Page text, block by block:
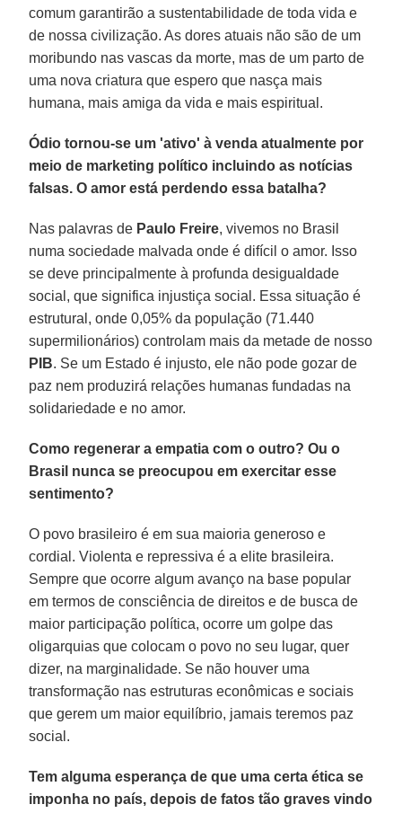
comum garantirão a sustentabilidade de toda vida e
de nossa civilização. As dores atuais não são de um
moribundo nas vascas da morte, mas de um parto de
uma nova criatura que espero que nasça mais
humana, mais amiga da vida e mais espiritual.
Ódio tornou-se um 'ativo' à venda atualmente por
meio de marketing político incluindo as notícias
falsas. O amor está perdendo essa batalha?
Nas palavras de Paulo Freire, vivemos no Brasil
numa sociedade malvada onde é difícil o amor. Isso
se deve principalmente à profunda desigualdade
social, que significa injustiça social. Essa situação é
estrutural, onde 0,05% da população (71.440
supermilionários) controlam mais da metade de nosso
PIB. Se um Estado é injusto, ele não pode gozar de
paz nem produzirá relações humanas fundadas na
solidariedade e no amor.
Como regenerar a empatia com o outro? Ou o
Brasil nunca se preocupou em exercitar esse
sentimento?
O povo brasileiro é em sua maioria generoso e
cordial. Violenta e repressiva é a elite brasileira.
Sempre que ocorre algum avanço na base popular
em termos de consciência de direitos e de busca de
maior participação política, ocorre um golpe das
oligarquias que colocam o povo no seu lugar, quer
dizer, na marginalidade. Se não houver uma
transformação nas estruturas econômicas e sociais
que gerem um maior equilíbrio, jamais teremos paz
social.
Tem alguma esperança de que uma certa ética se
imponha no país, depois de fatos tão graves vindo